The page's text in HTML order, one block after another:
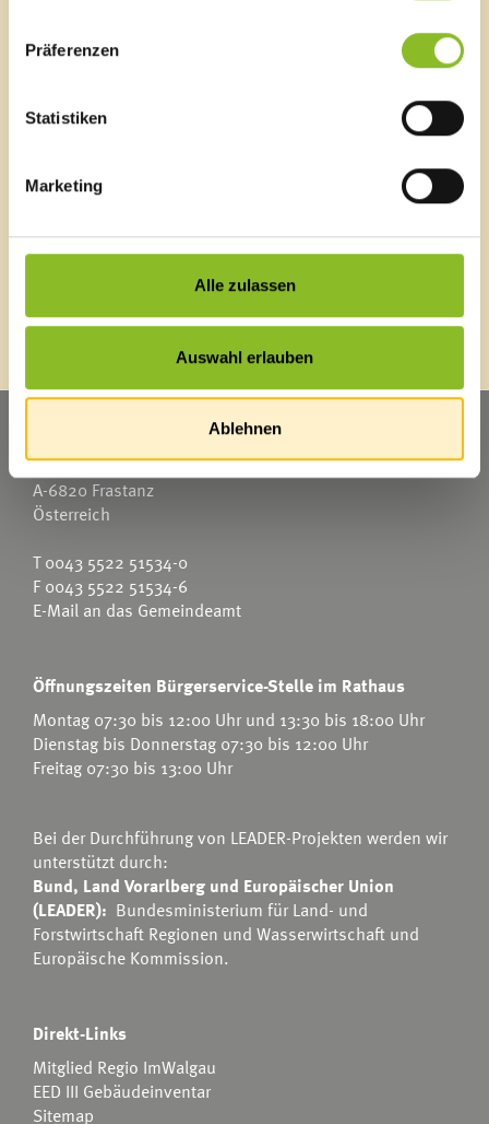
Präferenzen
Statistiken
Marketing
Alle zulassen
Auswahl erlauben
Ablehnen
Aktion Heugabel
Energieberatung
Landschaftsentwicklungskonzept
Natura 2000: Frastanzer Ried
Kindergärten
Bibliothek
Bücherschränke
Domino s’Hus am Kirchplatz
T 0043 5522 51793 10
Leiterin: Beatrix Pedot
E-Mail an die KiBe
Herunterladen
Kinderschutzkonzeption
Marktgemeinde Frastanz
Sägenplatz 1
A-6820 Frastanz
Österreich
T0043 5522 51534-0
F 0043 5522 51534-6
E-Mail an das Gemeindeamt
Öffnungszeiten Bürgerservice-Stelle im Rathaus
Montag 07:30 bis 12:00 Uhr und 13:30 bis 18:00 Uhr
Dienstag bis Donnerstag 07:30 bis 12:00 Uhr
Freitag 07:30 bis 13:00 Uhr
Bei der Durchführung von LEADER-Projekten werden wir
unterstützt durch:
Bund, Land Vorarlberg und Europäischer Union
(LEADER): Bundesministerium für Land- und
Forstwirtschaft Regionen und Wasserwirtschaft und
Europäische Kommission.
Direkt-Links
Mitglied Regio ImWalgau
EED III Gebäudeinventar
Sitemap